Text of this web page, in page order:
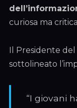
curiosa ma
Il Presidente
sottolineato
“I giovani